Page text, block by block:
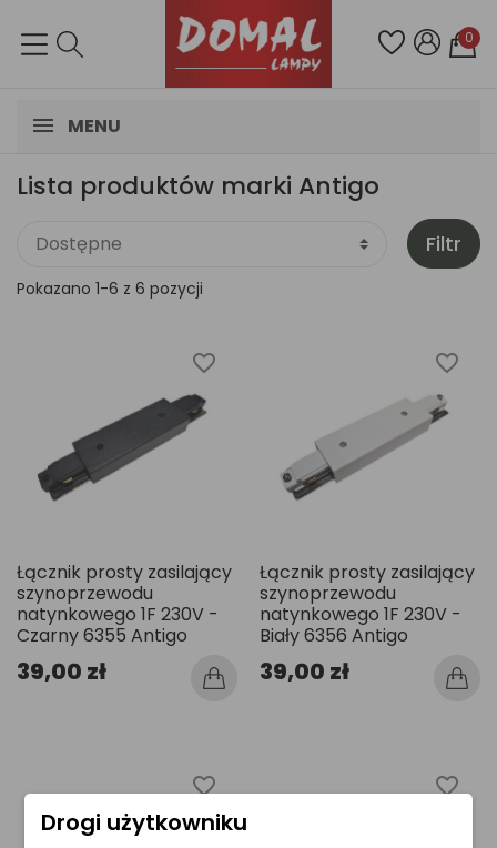
0
MENU
Lista produktów marki Antigo
Filtr
Pokazano 1-6 z 6 pozycji
favorite_border
Łącznik prosty zasilający
szynoprzewodu
natynkowego 1F 230V -
Czarny 6355 Antigo
39,00 zł
favorite_border
Łącznik prosty zasilający
szynoprzewodu
natynkowego 1F 230V -
Biały 6356 Antigo
39,00 zł
favorite_border favorite_border
Drogi użytkowniku